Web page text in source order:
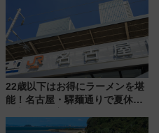
22歳以下はお得にラーメンを堪
能！名古屋・驛麺通りで夏休み
よりスタート